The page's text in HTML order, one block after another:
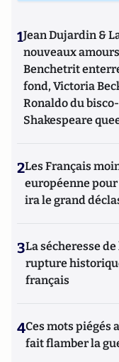
1Jean Dujardin &
nouveaux
Benchetrit
fond, Victoria
Ronaldo du
Shakespeare
2Les Français
européenne
ira le grand
3La sécheresse
rupture
français
4Ces mots piégés
fait flamber la